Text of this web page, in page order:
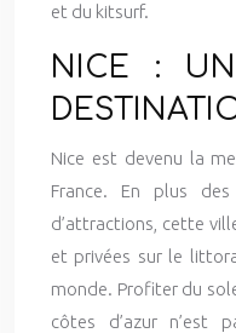
et du kitsurf.
NICE :
Nice est devenu la
France. En plus
d’attractions, cette
et privées sur le
monde. Profiter du
côtes d’azur n’est